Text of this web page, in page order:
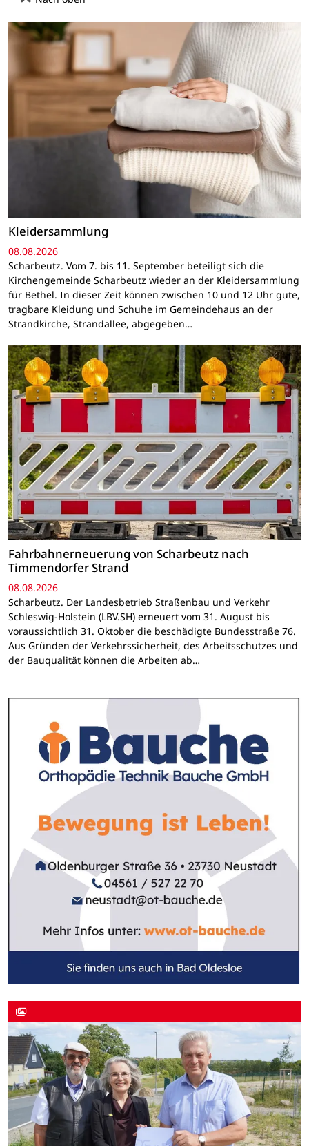
Kleidersammlung
08.08.2026
Scharbeutz. Vom 7. bis 11. September beteiligt sich die
Kirchengemeinde Scharbeutz wieder an der Kleidersammlung
für Bethel. In dieser Zeit können zwischen 10 und 12 Uhr gute,
tragbare Kleidung und Schuhe im Gemeindehaus an der
Strandkirche, Strandallee, abgegeben…
Fahrbahnerneuerung von Scharbeutz nach
Timmendorfer Strand
08.08.2026
Scharbeutz. Der Landesbetrieb Straßenbau und Verkehr
Schleswig-Holstein (LBV.SH) erneuert vom 31. August bis
voraussichtlich 31. Oktober die beschädigte Bundesstraße 76.
Aus Gründen der Verkehrssicherheit, des Arbeitsschutzes und
der Bauqualität können die Arbeiten ab…